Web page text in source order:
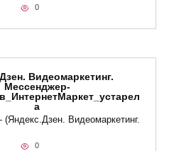
0
Видеомаркетинг.
Мессенджер-
а
(Яндекс.Дзен. Видеомаркетинг.
0